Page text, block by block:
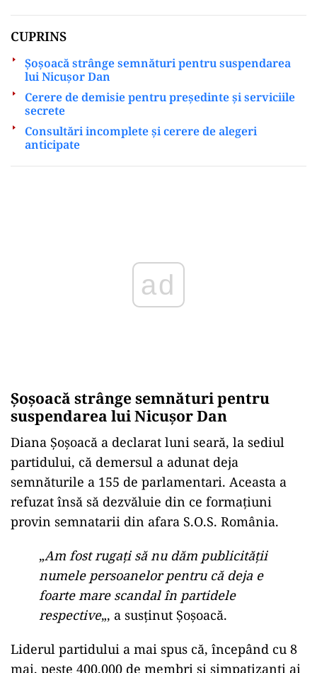
CUPRINS
Șoșoacă strânge semnături pentru suspendarea
lui Nicușor Dan
Cerere de demisie pentru președinte și serviciile
secrete
Consultări incomplete și cerere de alegeri
anticipate
Șoșoacă strânge semnături pentru
suspendarea lui Nicușor Dan
Diana Șoșoacă a declarat luni seară, la sediul
partidului, că demersul a adunat deja
semnăturile a 155 de parlamentari. Aceasta a
refuzat însă să dezvăluie din ce formațiuni
provin semnatarii din afara S.O.S. România.
„Am fost rugați să nu dăm publicității
numele persoanelor pentru că deja e
foarte mare scandal în partidele
respective„, a susținut Șoșoacă.
Liderul partidului a mai spus că, începând cu 8
mai, peste 400.000 de membri și simpatizanți ai